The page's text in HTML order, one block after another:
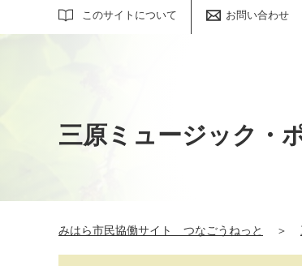
このサイトについて お問い合わせ
サイト内検索
三原ミュージック・
みはら市民協働サイト つなごうねっと ＞